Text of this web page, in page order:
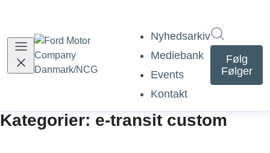
Nyhedsarkiv
Mediebank
Events
Kontakt
Følg
Følger
Kategorier: e-transit custom